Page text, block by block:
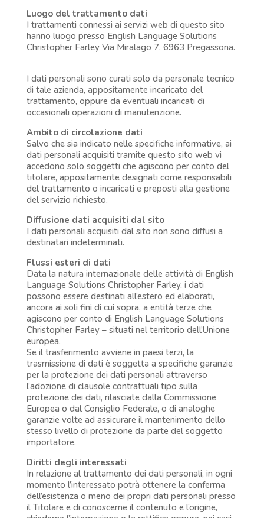
Luogo del trattamento dati
I trattamenti connessi ai servizi web di questo sito
hanno luogo presso English Language Solutions
Christopher Farley Via Miralago 7, 6963 Pregassona.
I dati personali sono curati solo da personale tecnico
di tale azienda, appositamente incaricato del
trattamento, oppure da eventuali incaricati di
occasionali operazioni di manutenzione.
Ambito di circolazione dati
Salvo che sia indicato nelle specifiche informative, ai
dati personali acquisiti tramite questo sito web vi
accedono solo soggetti che agiscono per conto del
titolare, appositamente designati come responsabili
del trattamento o incaricati e preposti alla gestione
del servizio richiesto.
Diffusione dati acquisiti dal sito
I dati personali acquisiti dal sito non sono diffusi a
destinatari indeterminati.
Flussi esteri di dati
Data la natura internazionale delle attività di English
Language Solutions Christopher Farley, i dati
possono essere destinati all’estero ed elaborati,
ancora ai soli fini di cui sopra, a entità terze che
agiscono per conto di English Language Solutions
Christopher Farley – situati nel territorio dell’Unione
europea.
Se il trasferimento avviene in paesi terzi, la
trasmissione di dati è soggetta a specifiche garanzie
per la protezione dei dati personali attraverso
l’adozione di clausole contrattuali tipo sulla
protezione dei dati, rilasciate dalla Commissione
Europea o dal Consiglio Federale, o di analoghe
garanzie volte ad assicurare il mantenimento dello
stesso livello di protezione da parte del soggetto
importatore.
Diritti degli interessati
In relazione al trattamento dei dati personali, in ogni
momento l’interessato potrà ottenere la conferma
dell’esistenza o meno dei propri dati personali presso
il Titolare e di conoscerne il contenuto e l’origine,